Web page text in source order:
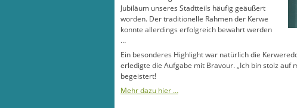
Jubiläum unseres Stadtteils häufig geäußert
worden. Der traditionelle Rahmen der Kerwe
konnte allerdings erfolgreich bewahrt werden
…
Ein besonderes Highlight war natürlich die
erledigte die Aufgabe mit Bravour. „Ich bin stolz auf
begeistert!
Mehr dazu hier …